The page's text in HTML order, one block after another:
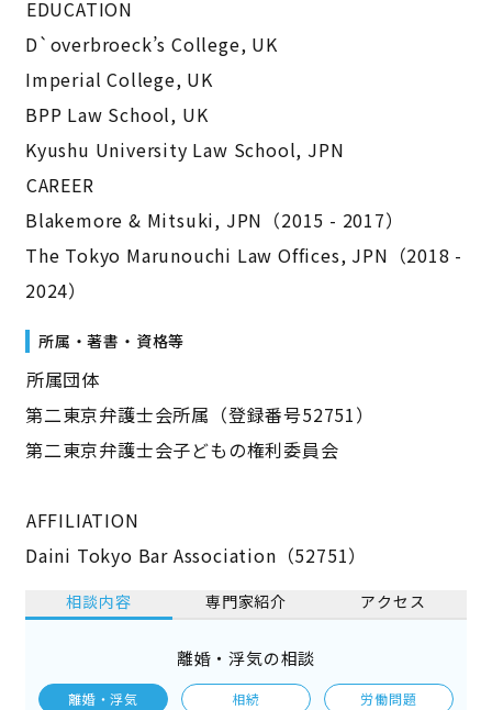
――EDUCATION――
D`overbroeck’s College, UK
Imperial College, UK
BPP Law School, UK
Kyushu University Law School, JPN
――CAREER――
Blakemore & Mitsuki, JPN（2015 - 2017）
The Tokyo Marunouchi Law Offices, JPN（2018 -
2024）
所属・著書・資格等
――所属団体――
第二東京弁護士会所属（登録番号52751）
第二東京弁護士会子どもの権利委員会
――AFFILIATION――
Daini Tokyo Bar Association（52751）
相談内容 専門家紹介 アクセス
離婚・浮気の相談
離婚・浮気 相続 労働問題